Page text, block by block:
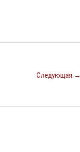
Следующая →